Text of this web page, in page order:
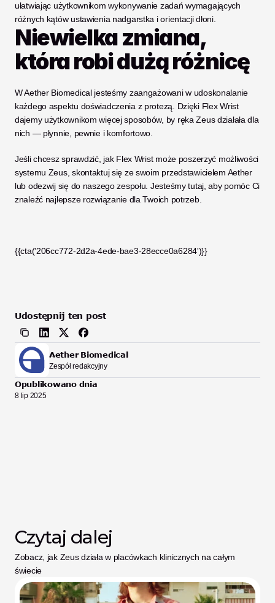
ułatwiając użytkownikom wykonywanie zadań wymagających
różnych kątów ustawienia nadgarstka i orientacji dłoni.
Niewielka zmiana,
która robi dużą różnicę
W Aether Biomedical jesteśmy zaangażowani w udoskonalanie
każdego aspektu doświadczenia z protezą. Dzięki Flex Wrist
dajemy użytkownikom więcej sposobów, by ręka Zeus działała dla
nich — płynnie, pewnie i komfortowo.
Jeśli chcesz sprawdzić, jak Flex Wrist może poszerzyć możliwości
systemu Zeus, skontaktuj się ze swoim przedstawicielem Aether
lub odezwij się do naszego zespołu. Jesteśmy tutaj, aby pomóc Ci
znaleźć najlepsze rozwiązanie dla Twoich potrzeb.
{{cta('206cc772-2d2a-4ede-bae3-28ecce0a6284')}}
Udostępnij ten post
Aether Biomedical
Zespół redakcyjny
Opublikowano dnia
8 lip 2025
Czytaj dalej
Zobacz, jak Zeus działa w placówkach klinicznych na całym
świecie